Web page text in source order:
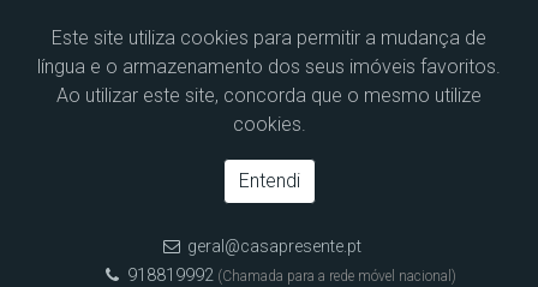
Este site utiliza cookies para permitir a mudança de
língua e o armazenamento dos seus imóveis favoritos.
Ao utilizar este site, concorda que o mesmo utilize
cookies.
Entendi
geral@casapresente.pt
918819992 (Chamada para a rede móvel nacional)